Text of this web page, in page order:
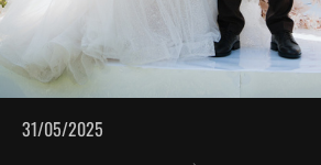
31/05/2025